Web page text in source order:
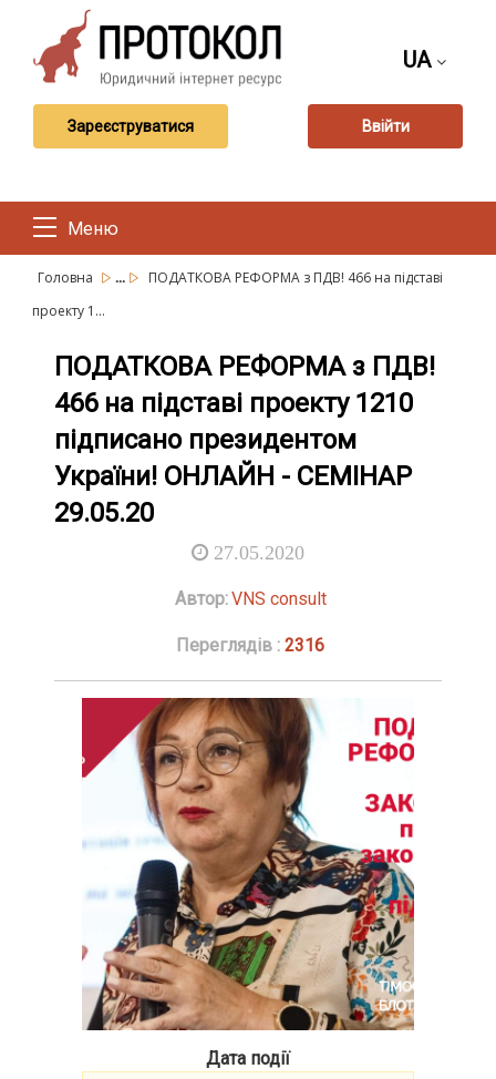
UA
Зареєструватися Ввійти
Меню
Головна ...
ПОДАТКОВА РЕФОРМА з ПДВ! 466 на підставі
проекту 1...
ПОДАТКОВА РЕФОРМА з ПДВ!
466 на підставі проекту 1210
підписано президентом
України! ОНЛАЙН - СЕМІНАР
29.05.20
27.05.2020
Автор:VNS consult
Переглядів :2316
Дата події